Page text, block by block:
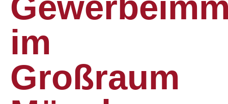
im
Großraum